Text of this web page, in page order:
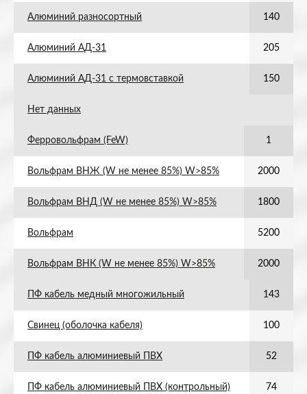
Алюминий разносортный 140
Алюминий АД-31 205
Алюминий АД-31 с термовставкой 150
Нет данных
Ферровольфрам (FeW) 1
Вольфрам ВНЖ (W не менее 85%) W>85% 2000
Вольфрам ВНД (W не менее 85%) W>85% 1800
Вольфрам 5200
Вольфрам ВНК (W не менее 85%) W>85% 2000
ПФ кабель медный многожильный 143
Свинец (оболочка кабеля) 100
ПФ кабель алюминиевый ПВХ 52
ПФ кабель алюминиевый ПВХ (контрольный) 74